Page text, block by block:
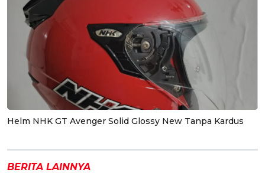
Helm NHK GT Avenger Solid Glossy New Tanpa Kardus
BERITA LAINNYA